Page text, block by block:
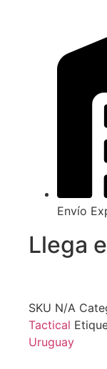
Envío
Llega
SKU N/A
Tactical
Uruguay